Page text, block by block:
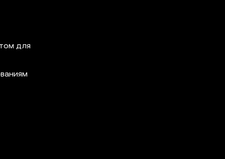
для